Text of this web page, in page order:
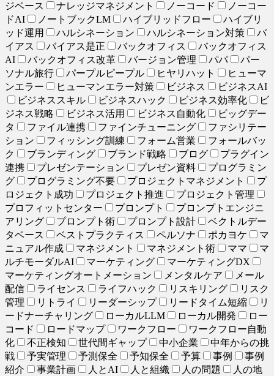
ジベース
ナレッジマネジメント ノーコード
ノーコー
ドAI
ノートブックLM ハイブリッドフロー
ハイブリ
ッド運用
ハルシネーション ハルシネーション対策
バ
イアス
バイアス是正 バックオフィス
バックオフィス
AI
バックオフィス改革 バージョン管理 パパ
パー
ソナル旅行
パープルピープル ヒヤリハット
ヒューマ
ンエラー
ヒューマンエラー対策 ビジネス
ビジネスAI
ビジネススキル
ビジネスハック ビジネス効率化
ビ
ジネス戦略
ビジネス活用 ビジネス自動化
ビッグデー
タ
ファイル連携 ファインチューニング
ファシリテー
ション
フィッシング訓練 フォーム営業
フォールバッ
ク
ブランディング ブランド戦略 ブログ
プラグイン
連携
プレゼンテーション プレゼン資料
プログラミン
グ
プログラミング不要 プロジェクトマネジメント
プ
ロジェクト成功
プロジェクト推進
プロジェクト管理
プロフィットセンター
プロンプト
プロンプトエンジニ
アリング
プロンプト術 プロンプト設計
ベクトルデー
タベース
ベストプラクティス ペルソナ ポカヨケ
マ
ニュアル作成
マネジメント マネジメント術 ママ
マ
ルチモーダルAI
マーケティング
マーケティングDX
マーケティングオートメーション
メンタルケア
メール
配信
ライセンス ライフハック リスキリング
リスク
管理
リトライ リーダーシップ リードタイム短縮
リ
ードナーチャリング
ローカルLLM ローカル開発
ロー
コード
ロードマップ ワークフロー
ワークフロー自動
化
不正検知 世代間ギャップ 中小企業
中年からの挑
戦
予実管理 予測保全 予知保全 予算 事例
事例
紹介
事業計画 人とAI 人と組織 人の問題
人の地